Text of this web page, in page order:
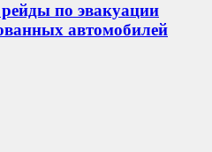
по эвакуации
автомобилей